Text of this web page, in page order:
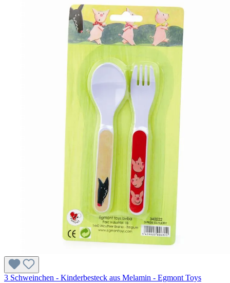
3 Schweinchen - Kinderbesteck aus Melamin - Egmont Toys